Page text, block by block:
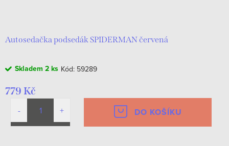
Autosedačka podsedák SPIDERMAN červená
Skladem 2 ks Kód: 59289
779 Kč
DO KOŠÍKU